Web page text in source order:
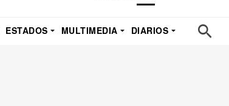
ESTADOS MULTIMEDIA
DIARIOS